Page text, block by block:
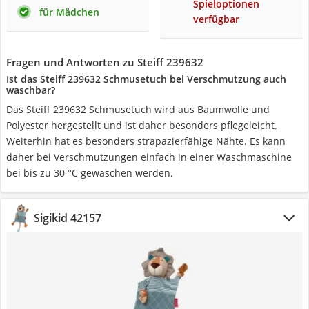
für Mädchen
Spieloptionen
verfügbar
Fragen und Antworten zu Steiff 239632
Ist das Steiff 239632 Schmusetuch bei Verschmutzung auch
waschbar?
Das Steiff 239632 Schmusetuch wird aus Baumwolle und
Polyester hergestellt und ist daher besonders pflegeleicht.
Weiterhin hat es besonders strapazierfähige Nähte. Es kann
daher bei Verschmutzungen einfach in einer Waschmaschine
bei bis zu 30 °C gewaschen werden.
Sigikid 42157